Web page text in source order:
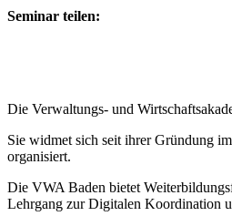
Seminar teilen:
Die Verwaltungs- und
Sie widmet sich seit ihrer Gründung
organisiert.
Die VWA Baden bietet
Lehrgang zur Digitalen Koordination